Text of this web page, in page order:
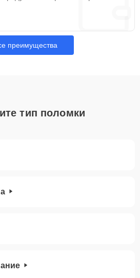
преимущества
тип поломки